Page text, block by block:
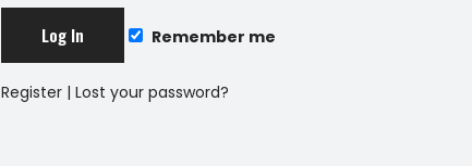
Remember me
Register |Lost your password?